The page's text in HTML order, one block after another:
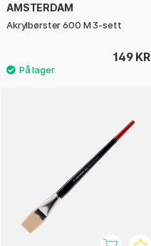
AMSTERDAM
Akrylbørster 600 M 3-sett
149 KR